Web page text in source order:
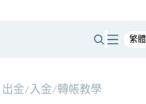
出金/入金/轉帳教學